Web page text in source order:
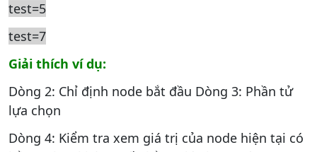
test=5
test=7
Giải thích ví dụ:
Dòng 2: Chỉ định node bắt đầu Dòng 3: Phần tử
lựa chọn
Dòng 4: Kiểm tra xem giá trị của node hiện tại có